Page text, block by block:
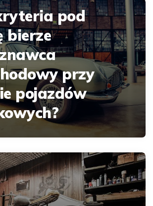
pod
bierze
przy
pojazdów